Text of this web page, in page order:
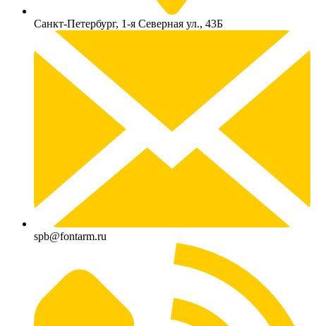
Санкт-Петербург, 1-я Северная ул., 43Б
spb@fontarm.ru